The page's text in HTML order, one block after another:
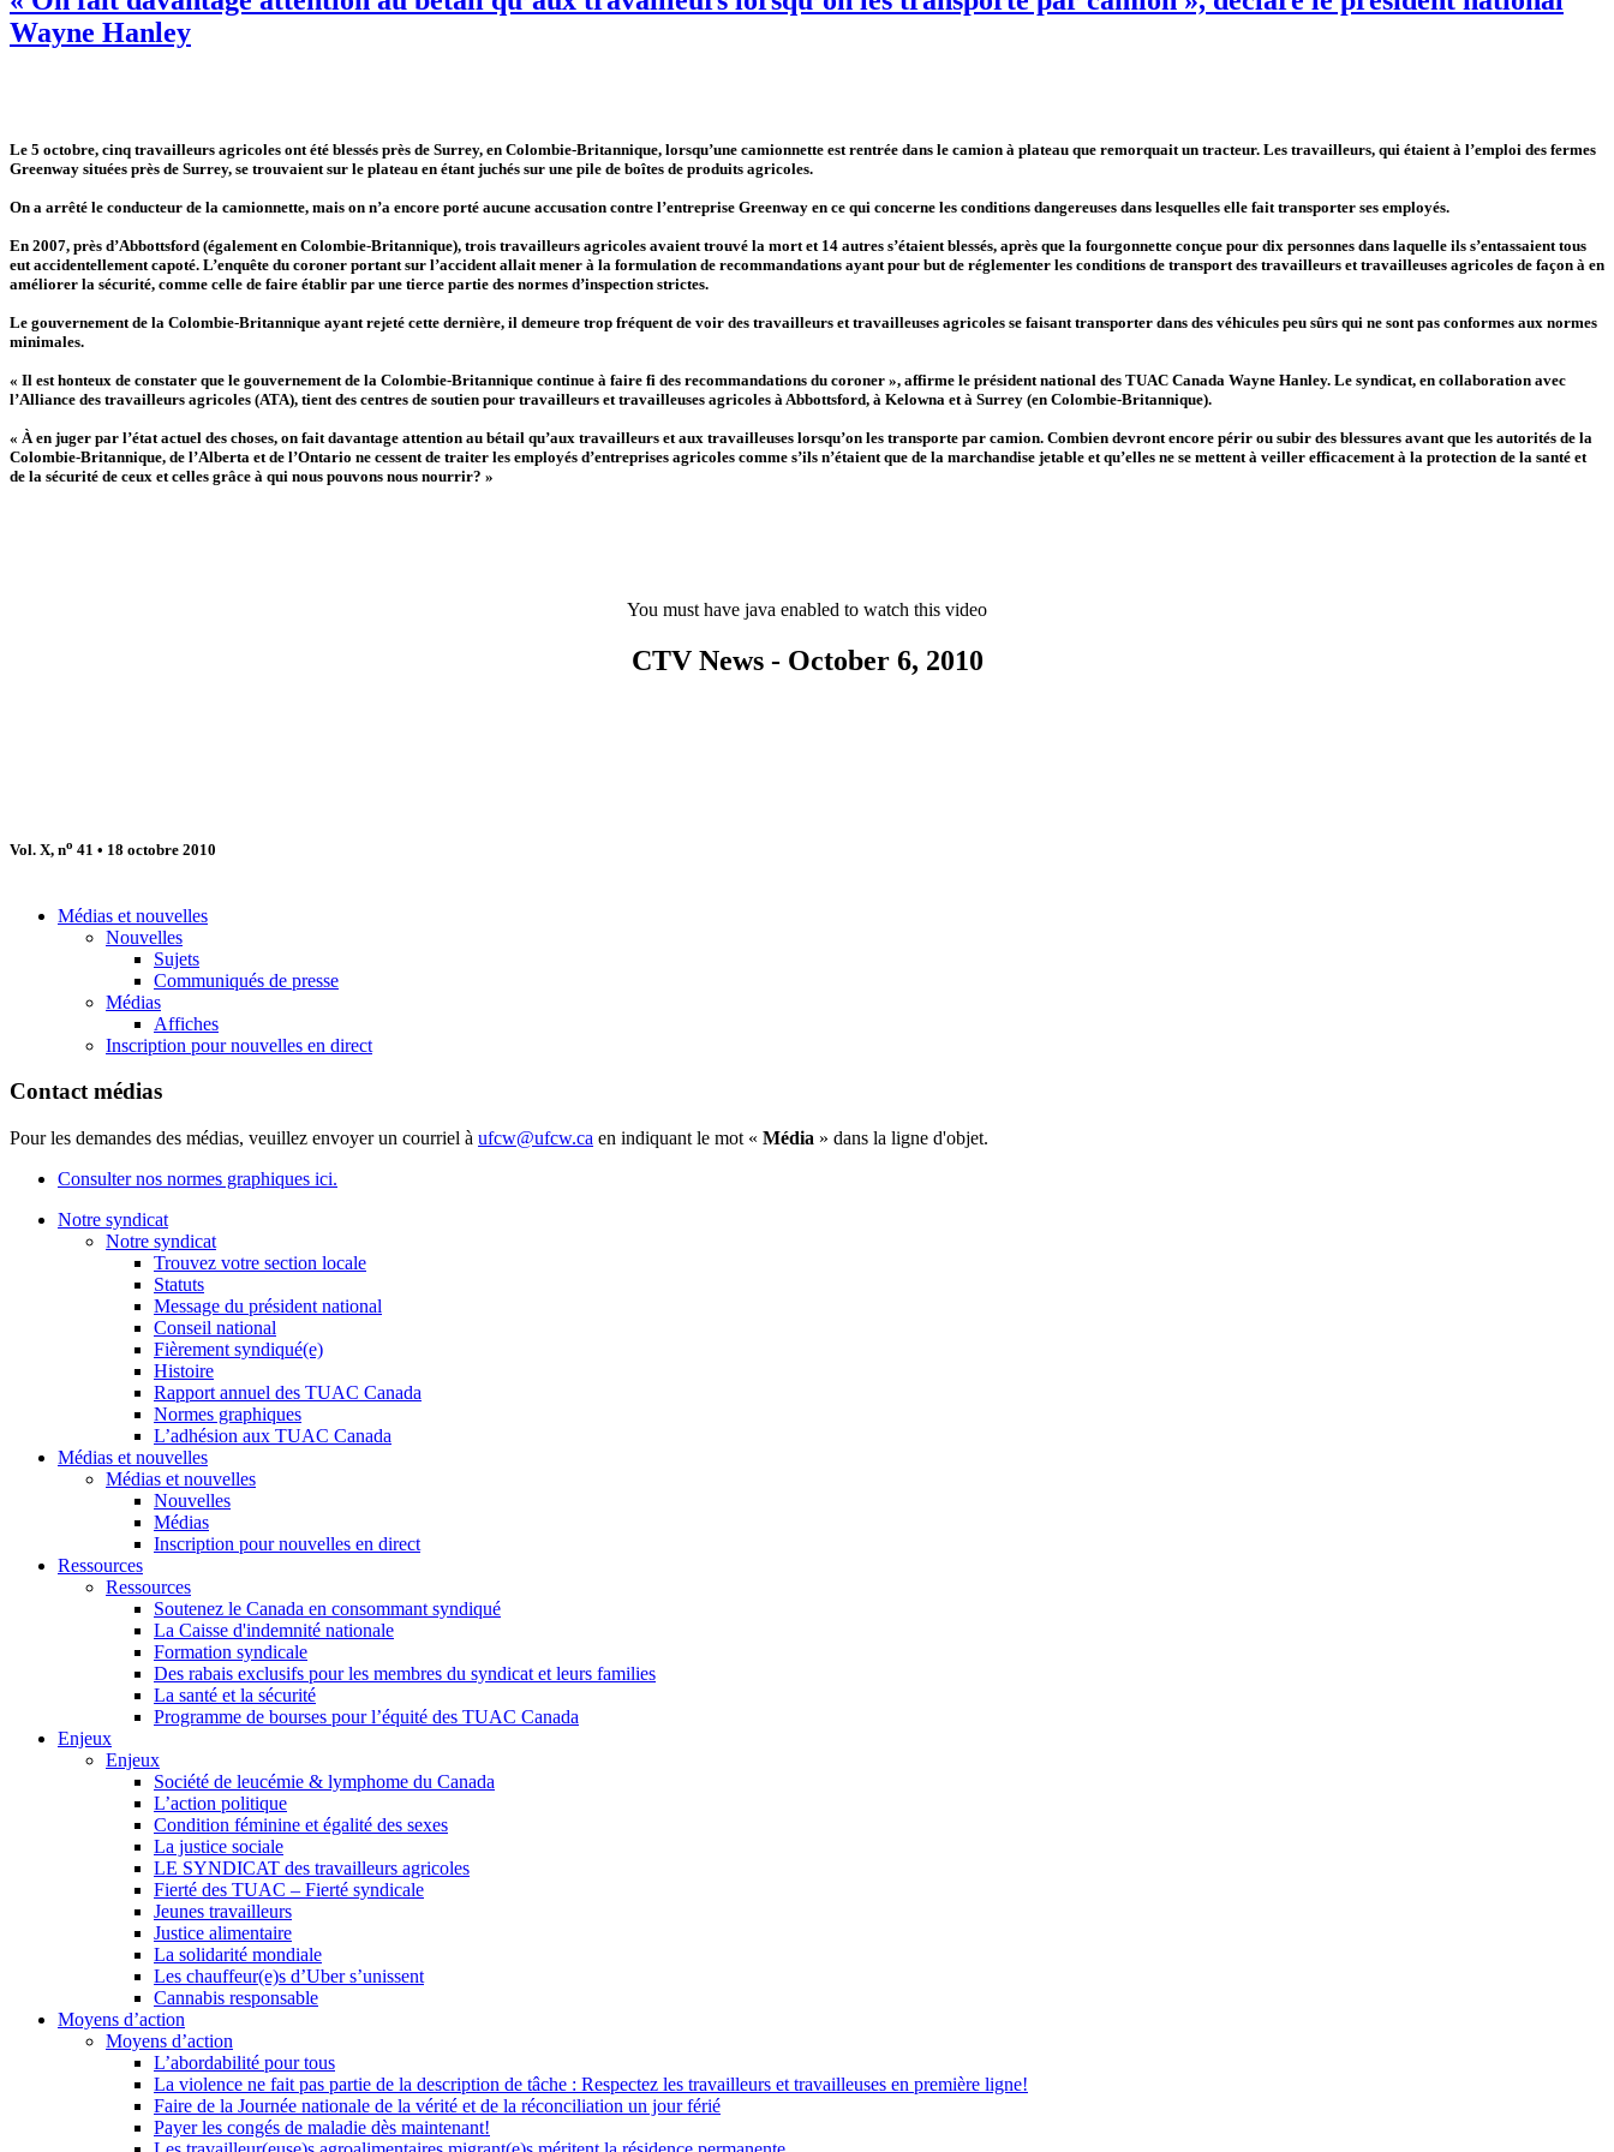
Wayne Hanley
Le 5 octobre, cinq travailleurs agricoles ont été blessés près de Surrey, en Colombie-Britannique, lorsqu’une camionnette est rentrée dans le camion à plateau que remorquait un tracteur. Les travailleurs, qui étaient à l’emploi des fermes
Greenway situées près de Surrey, se trouvaient sur le plateau en étant juchés sur une pile de boîtes de produits agricoles.
On a arrêté le conducteur de la camionnette, mais on n’a encore porté aucune accusation contre l’entreprise Greenway en ce qui concerne les conditions dangereuses dans lesquelles elle fait transporter ses employés.
En 2007, près d’Abbottsford (également en Colombie-Britannique), trois travailleurs agricoles avaient trouvé la mort et 14 autres s’étaient blessés, après que la fourgonnette conçue pour dix personnes dans laquelle ils s’entassaient tous
eut accidentellement capoté. L’enquête du coroner portant sur l’accident allait mener à la formulation de recommandations ayant pour but de réglementer les conditions de transport des travailleurs et travailleuses agricoles de façon à en
améliorer la sécurité, comme celle de faire établir par une tierce partie des normes d’inspection strictes.
Le gouvernement de la Colombie-Britannique ayant rejeté cette dernière, il demeure trop fréquent de voir des travailleurs et travailleuses agricoles se faisant transporter dans des véhicules peu sûrs qui ne sont pas conformes aux normes
minimales.
« Il est honteux de constater que le gouvernement de la Colombie-Britannique continue à faire fi des recommandations du coroner », affirme le président national des TUAC Canada Wayne Hanley. Le syndicat, en collaboration avec
l’Alliance des travailleurs agricoles (ATA), tient des centres de soutien pour travailleurs et travailleuses agricoles à Abbottsford, à Kelowna et à Surrey (en Colombie-Britannique).
« À en juger par l’état actuel des choses, on fait davantage attention au bétail qu’aux travailleurs et aux travailleuses lorsqu’on les transporte par camion. Combien devront encore périr ou subir des blessures avant que les autorités de la
Colombie-Britannique, de l’Alberta et de l’Ontario ne cessent de traiter les employés d’entreprises agricoles comme s’ils n’étaient que de la marchandise jetable et qu’elles ne se mettent à veiller efficacement à la protection de la santé et
de la sécurité de ceux et celles grâce à qui nous pouvons nous nourrir? »
You must have java enabled to watch this video
CTV News - October 6, 2010
Vol. X, no 41 • 18 octobre 2010
Médias et nouvelles
Nouvelles
Sujets
Communiqués de presse
Médias
Affiches
Inscription pour nouvelles en direct
Contact médias
Pour les demandes des médias, veuillez envoyer un courriel à ufcw@ufcw.ca en indiquant le mot « Média » dans la ligne d'objet.
Consulter nos normes graphiques ici.
Notre syndicat
Notre syndicat
Trouvez votre section locale
Statuts
Message du président national
Conseil national
Fièrement syndiqué(e)
Histoire
Rapport annuel des TUAC Canada
Normes graphiques
L’adhésion aux TUAC Canada
Médias et nouvelles
Médias et nouvelles
Nouvelles
Médias
Inscription pour nouvelles en direct
Ressources
Ressources
Soutenez le Canada en consommant syndiqué
La Caisse d'indemnité nationale
Formation syndicale
Des rabais exclusifs pour les membres du syndicat et leurs families
La santé et la sécurité
Programme de bourses pour l’équité des TUAC Canada
Enjeux
Enjeux
Société de leucémie & lymphome du Canada
L’action politique
Condition féminine et égalité des sexes
La justice sociale
LE SYNDICAT des travailleurs agricoles
Fierté des TUAC – Fierté syndicale
Jeunes travailleurs
Justice alimentaire
La solidarité mondiale
Les chauffeur(e)s d’Uber s’unissent
Cannabis responsable
Moyens d’action
Moyens d’action
L’abordabilité pour tous
La violence ne fait pas partie de la description de tâche : Respectez les travailleurs et travailleuses en première ligne!
Faire de la Journée nationale de la vérité et de la réconciliation un jour férié
Payer les congés de maladie dès maintenant!